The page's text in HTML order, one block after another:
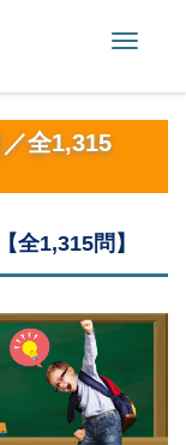
Toggle
全1,315
全1,315問】